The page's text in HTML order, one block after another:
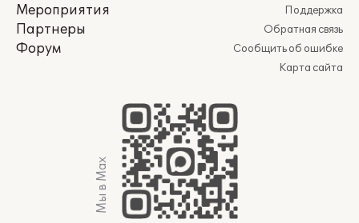
Мероприятия
Партнеры
Форум
Поддержка
Обратная связь
Сообщить об ошибке
Карта сайта
Мы в Max